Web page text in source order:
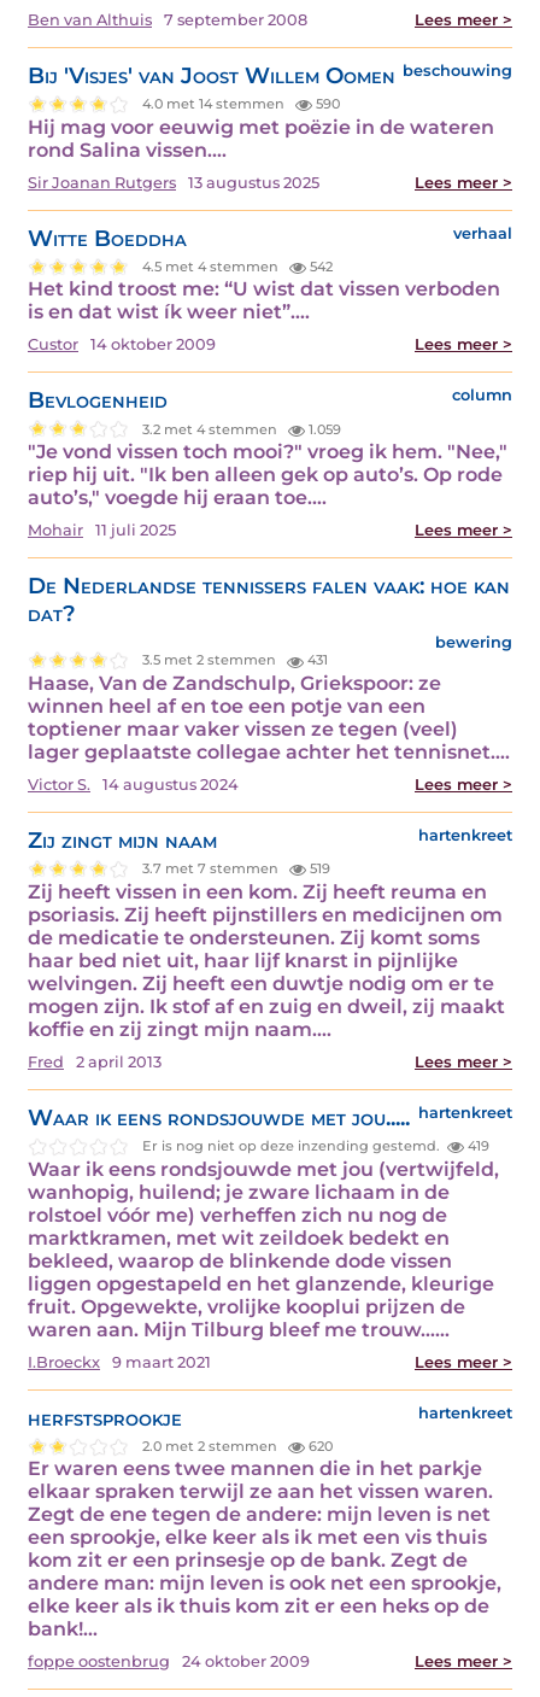
Ben van Althuis 7 september 2008 Lees meer >
Bij 'Visjes' van Joost Willem Oomen beschouwing
4.0 met 14 stemmen 590
Hij mag voor eeuwig met poëzie in de wateren
rond Salina vissen.…
Sir Joanan Rutgers 13 augustus 2025 Lees meer >
Witte Boeddha verhaal
4.5 met 4 stemmen 542
Het kind troost me: “U wist dat vissen verboden
is en dat wist ík weer niet”.…
Custor 14 oktober 2009 Lees meer >
Bevlogenheid column
3.2 met 4 stemmen 1.059
"Je vond vissen toch mooi?" vroeg ik hem. "Nee,"
riep hij uit. "Ik ben alleen gek op auto’s. Op rode
auto’s," voegde hij eraan toe.…
Mohair 11 juli 2025 Lees meer >
De Nederlandse tennissers falen vaak: hoe kan
dat?
bewering
3.5 met 2 stemmen 431
Haase, Van de Zandschulp, Griekspoor: ze
winnen heel af en toe een potje van een
toptiener maar vaker vissen ze tegen (veel)
lager geplaatste collegae achter het tennisnet.…
Victor S. 14 augustus 2024 Lees meer >
Zij zingt mijn naam hartenkreet
3.7 met 7 stemmen 519
Zij heeft vissen in een kom. Zij heeft reuma en
psoriasis. Zij heeft pijnstillers en medicijnen om
de medicatie te ondersteunen. Zij komt soms
haar bed niet uit, haar lijf knarst in pijnlijke
welvingen. Zij heeft een duwtje nodig om er te
mogen zijn. Ik stof af en zuig en dweil, zij maakt
koffie en zij zingt mijn naam.…
Fred 2 april 2013 Lees meer >
Waar ik eens rondsjouwde met jou..... hartenkreet
Er is nog niet op deze inzending gestemd. 419
Waar ik eens rondsjouwde met jou (vertwijfeld,
wanhopig, huilend; je zware lichaam in de
rolstoel vóór me) verheffen zich nu nog de
marktkramen, met wit zeildoek bedekt en
bekleed, waarop de blinkende dode vissen
liggen opgestapeld en het glanzende, kleurige
fruit. Opgewekte, vrolijke kooplui prijzen de
waren aan. Mijn Tilburg bleef me trouw...…
I.Broeckx 9 maart 2021 Lees meer >
herfstsprookje hartenkreet
2.0 met 2 stemmen 620
Er waren eens twee mannen die in het parkje
elkaar spraken terwijl ze aan het vissen waren.
Zegt de ene tegen de andere: mijn leven is net
een sprookje, elke keer als ik met een vis thuis
kom zit er een prinsesje op de bank. Zegt de
andere man: mijn leven is ook net een sprookje,
elke keer als ik thuis kom zit er een heks op de
bank!…
foppe oostenbrug 24 oktober 2009 Lees meer >